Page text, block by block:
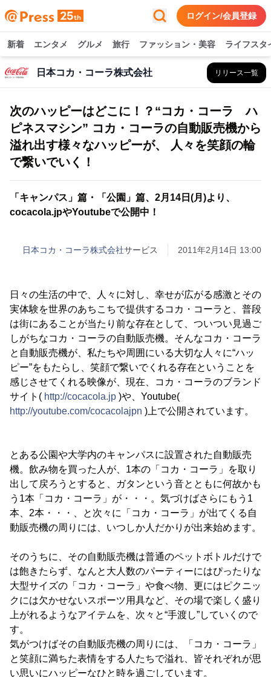
ログイン/会員登録
新着 エンタメ グルメ 旅行 ファッション・美容 ライフスタ
日本コカ・コーラ株式会社 リリース一覧
次のハッピーはどこに！？“コカ・コーラ ハ
ピネスマシン” コカ・コーラの自動販売機から
溢れ出す様々なハッピーが、 人々を笑顔の輪
で繋いでいく！
「キャンパス」篇・「公園」篇、2月14日(月)より、
cocacola.jpやYoutubeで公開中！
日本コカ・コーラ株式会社サービス 2011年2月14日 13:00
日々の生活の中で、人々に対し、幸せが広がる感激とその
実体験を世界のあちこちで提供するコカ・コーラと、普段
は街にあることが当たり前な存在として、ついつい見過ご
しがちなコカ・コーラの自動販売機。そんなコカ・コーラ
と自動販売機が、私たちや周囲にいる大切な人々に“ハッ
ピー”をもたらし、笑顔で繋いでくれる存在ということを
感じさせてくれる映像が、現在、コカ・コーラのブランド
サイト( http://cocacola.jp )や、Youtube(
http://youtube.com/cocacolajpn )上で公開されています。
とある公園や大学内のキャンパスに設置された自動販売
機。飲み物を買った人が、1本の「コカ・コーラ」を取り
出して戻ろうとすると、ガタンという音とともに何故かも
う1本「コカ・コーラ」が・・・。気づけばさらにもう1
本、2本・・・、と次々に「コカ・コーラ」が出てくる自
動販売機の周りには、いつしか人だかりが出来始めます。
そのうちに、その自動販売機は普通のペットボトルだけで
は飽きたらず、なんと大人数のパーティーにはぴったりな
大型サイズの「コカ・コーラ」や食べ物、更にはピクニッ
クには欠かせないスポーツ用具など、その場で楽しく盛り
上がれるようなアイテムを、次々と“手渡し”していくので
す。
気がつけばその自動販売機の周りには、「コカ・コーラ」
と笑顔に満ちた表情をする人たちで溢れ、皆それぞれが思
い思いにハッピーなひと時を過ごしています。